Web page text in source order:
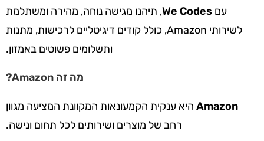
עם We Codes, תיהנו מגישה נוחה, מהירה ומשתלמת
לשירותי Amazon, כולל קודים דיגיטליים לרכישות, מתנות
ותשלומים פשוטים באמזון.
מה זה Amazon?
Amazon היא ענקית הקמעונאות המקוונת המציעה מגוון
רחב של מוצרים ושירותים לכל תחום ונישה.